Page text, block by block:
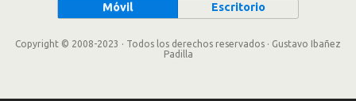
Móvil Escritorio
Copyright © 2008-2023 · Todos los derechos reservados · Gustavo Ibañez
Padilla